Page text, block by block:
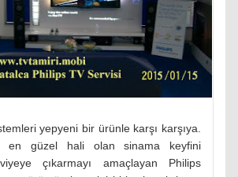
yepyeni bir ürünle karşı karşıya.
en güzel hali olan sinama keyfini
çıkarmayı amaçlayan Philips